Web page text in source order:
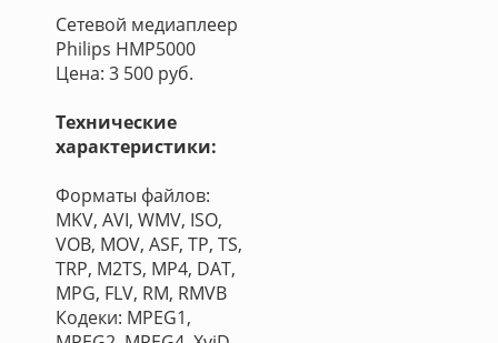
Сетевой медиаплеер
Philips HMP5000
Цена: 3 500 руб.
Технические
характеристики:
Форматы файлов:
MKV, AVI, WMV, ISO,
VOB, MOV, ASF, TP, TS,
TRP, M2TS, MP4, DAT,
MPG, FLV, RM, RMVB
Кодеки: MPEG1,